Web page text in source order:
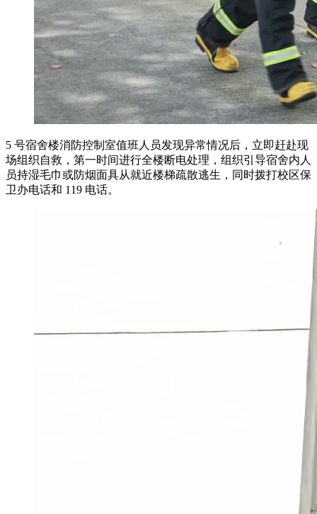
5 号宿舍楼消防控制室值班人员发现异常情况后，立即赶赴现
场组织自救，第一时间进行全楼断电处理，组织引导宿舍内人
员持湿毛巾或防烟面具从就近楼梯疏散逃生，同时拨打校区保
卫办电话和 119 电话。